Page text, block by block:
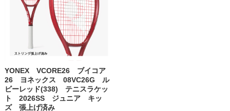
YONEX VCORE26 ブイコア
26 ヨネックス 08VC26G ル
ビーレッド(338) テニスラケッ
ト 2026SS ジュニア キッ
ズ 張上げ済み